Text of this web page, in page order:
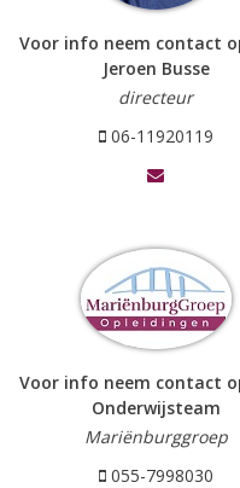
Voor info neem contact
Jeroen Busse
directeur
06-11920119
Voor info neem contact
Onderwijsteam
Mariënburggroep
055-7998030